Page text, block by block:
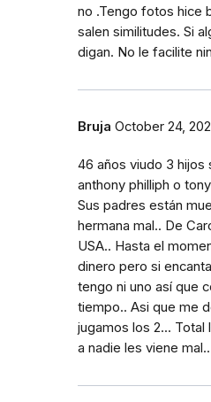
no .Tengo fotos hice
salen similitudes. Si
digan. No le facilite
Bruja October 24,
46 años viudo 3 hijos
anthony philliph o
Sus padres están
hermana mal.. De
USA.. Hasta el
dinero pero si
tengo ni uno así que
tiempo.. Asi que me
jugamos los 2... Total
a nadie les viene